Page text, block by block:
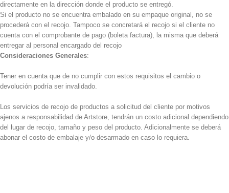
directamente en la dirección donde el producto se entregó.
Si el producto no se encuentra embalado en su empaque original, no se
procederá con el recojo. Tampoco se concretará el recojo si el cliente no
cuenta con el comprobante de pago (boleta factura), la misma que deberá
entregar al personal encargado del recojo
Consideraciones Generales:
Tener en cuenta que de no cumplir con estos requisitos el cambio o
devolución podría ser invalidado.
Los servicios de recojo de productos a solicitud del cliente por motivos
ajenos a responsabilidad de Artstore, tendrán un costo adicional dependiendo
del lugar de recojo, tamaño y peso del producto. Adicionalmente se deberá
abonar el costo de embalaje y/o desarmado en caso lo requiera.